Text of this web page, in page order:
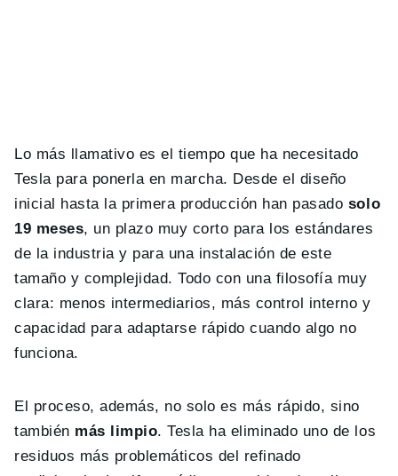
Lo más llamativo es el tiempo que ha necesitado
Tesla para ponerla en marcha. Desde el diseño
inicial hasta la primera producción han pasado solo
19 meses, un plazo muy corto para los estándares
de la industria y para una instalación de este
tamaño y complejidad. Todo con una filosofía muy
clara: menos intermediarios, más control interno y
capacidad para adaptarse rápido cuando algo no
funciona.
El proceso, además, no solo es más rápido, sino
también más limpio. Tesla ha eliminado uno de los
residuos más problemáticos del refinado